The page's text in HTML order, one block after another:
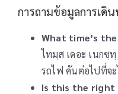
การถามข้อมูลการเดิน
What time’s
ไทมฺส เดอะ เนกซฺ
รถไฟ คันต่อไปที่จ
Is this the